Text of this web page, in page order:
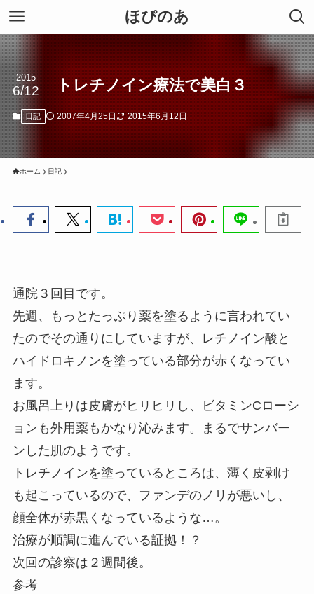
ほぴのあ
トレチノイン療法で美白３
2015
6/12
日記 2007年4月25日 2015年6月12日
ホーム 日記
通院３回目です。
先週、もっとたっぷり薬を塗るように言われてい
たのでその通りにしていますが、レチノイン酸と
ハイドロキノンを塗っている部分が赤くなってい
ます。
お風呂上りは皮膚がヒリヒリし、ビタミンCローシ
ョンも外用薬もかなり沁みます。まるでサンバー
ンした肌のようです。
トレチノインを塗っているところは、薄く皮剥け
も起こっているので、ファンデのノリが悪いし、
顔全体が赤黒くなっているような…。
治療が順調に進んでいる証拠！？
次回の診察は２週間後。
参考